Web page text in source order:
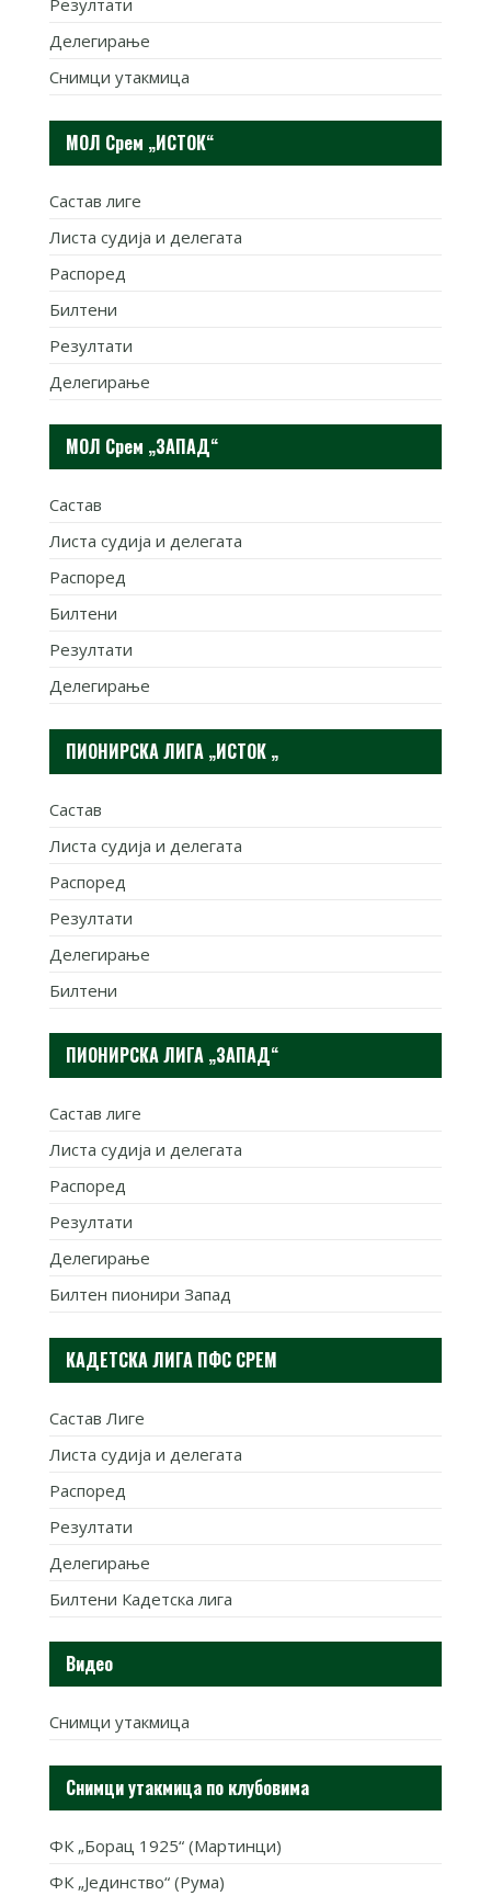
Резултати
Делегирање
Снимци утакмица
МОЛ Срем „ИСТОК“
Састав лиге
Листа судија и делегата
Распоред
Билтени
Резултати
Делегирање
МОЛ Срем „ЗАПАД“
Састав
Листа судија и делегата
Распоред
Билтени
Резултати
Делегирање
ПИОНИРСКА ЛИГА „ИСТОК „
Састав
Листа судија и делегата
Распоред
Резултати
Делегирање
Билтени
ПИОНИРСКА ЛИГА „ЗАПАД“
Састав лиге
Листа судија и делегата
Распоред
Резултати
Делегирање
Билтен пионири Запад
КАДЕТСКА ЛИГА ПФС СРЕМ
Састав Лиге
Листа судија и делегата
Распоред
Резултати
Делегирање
Билтени Кадетска лига
Видео
Снимци утакмица
Снимци утакмица по клубовима
ФК „Борац 1925“ (Мартинци)
ФК „Јединство“ (Рума)